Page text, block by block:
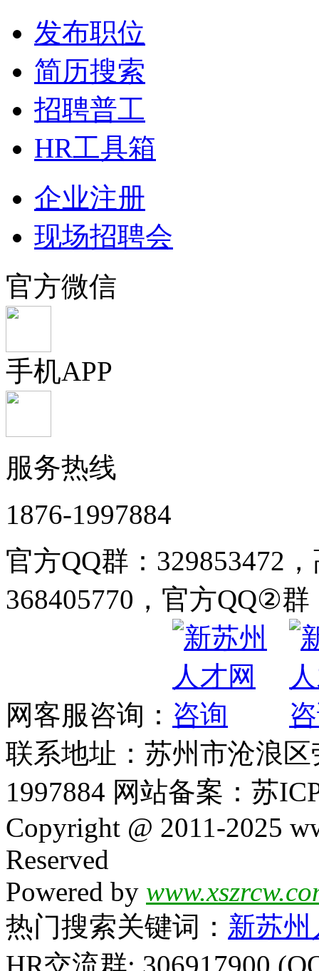
发布职位
简历搜索
招聘普工
HR工具箱
企业注册
现场招聘会
官方微信
手机APP
服务热线
1876-1997884
官方QQ群：329853472
368405770，官方QQ②群
网客服咨询：
联系地址：苏州市沧浪
1997884 网站备案：苏
Copyright @ 2011-2025
Reserved
Powered by
热门搜索关键词： 新苏